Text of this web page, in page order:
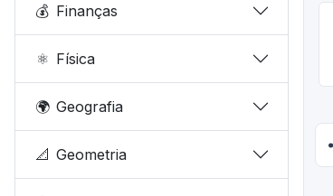
💰 Finanças
⚛️ Física
🌍 Geografia
📐 Geometria